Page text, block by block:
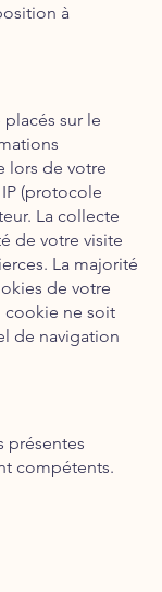
à
sur le
lors de votre
(protocole
La collecte
de votre visite
La majorité
de votre
cookie ne soit
de navigation
présentes
compétents.